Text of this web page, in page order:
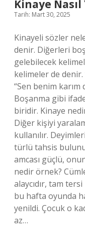
Kinaye Nasıl
Tarih: Mart 30, 2025
Kinayeli sözler
denir. Diğerleri
gelebilecek
kelimeler de denir.
“Sen benim karım
Boşanma gibi
biridir. Kinaye
Diğer kişiyi
kullanılır.
türlü tahsis
amcası güçlü,
nedir örnek?
alaycıdır, tam
bu hafta oyunda
yenildi. Çocuk o
az…